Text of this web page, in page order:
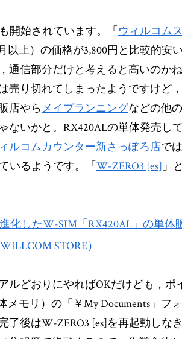
開始されています。「 ウィルコム
以上）の価格が3,800円と比較的安
通信部分だけと考えると高いのか
売り切れてしまったようですけど
店やらメイプランニングなどの他
ないかと。RX420ALの単体発売し
ルコムカウンター新さっぽろ店で
いるようです。「 W-ZERO3 [es] 」
化したW-SIM「RX420AL」の単体
STORE）
ルどおりにやればOKだけども，ポ
メモリ）の「￥My Documents」フ
了後はW-ZERO3 [es]を再起動しな